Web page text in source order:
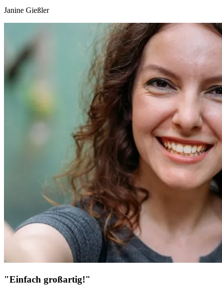
Janine Gießler
"Einfach großartig!"